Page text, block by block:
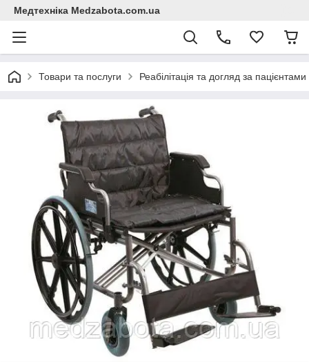
Медтехніка Medzabota.com.ua
Товари та послуги Реабілітація та догляд за пацієнтами